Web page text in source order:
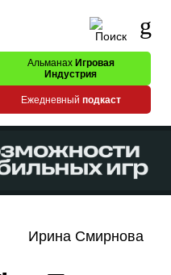
Альманах Игровая
Индустрия
Ежедневный подкаст
Ирина Смирнова